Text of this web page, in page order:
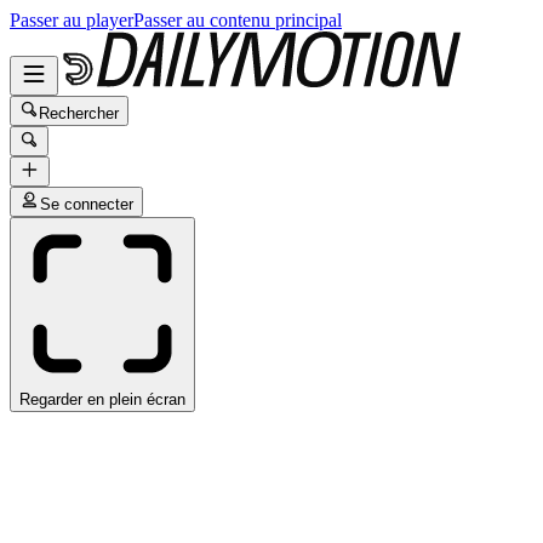
Passer au playerPasser au contenu principal
Rechercher
Se connecter
Regarder en plein écran